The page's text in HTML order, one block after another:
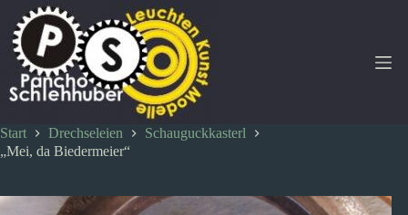
Inhalt
springen
Start Drechseleien
Schauguckkasterl
„Mei, da Biedermeier“